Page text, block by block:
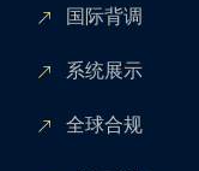
国际背调
系统展示
全球合规